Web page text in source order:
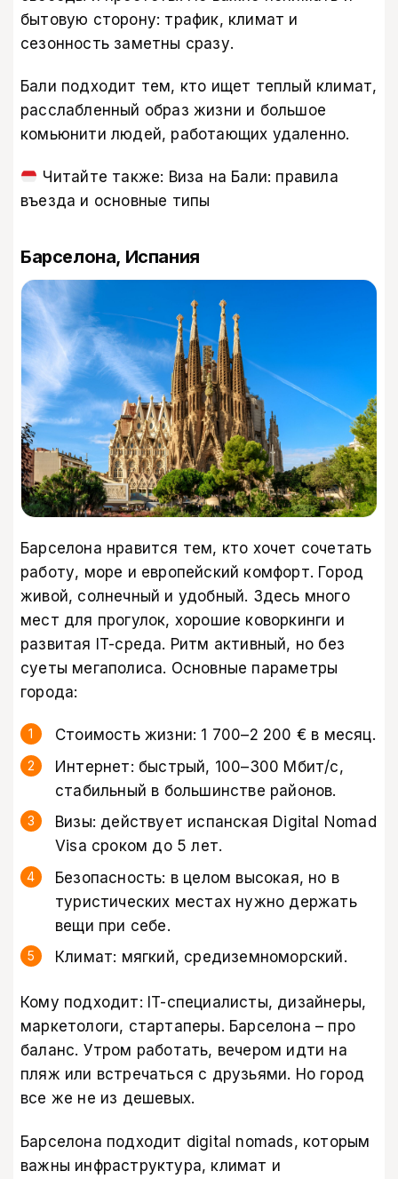
бытовую сторону: трафик, климат и
сезонность заметны сразу.
Бали подходит тем, кто ищет теплый климат,
расслабленный образ жизни и большое
комьюнити людей, работающих удаленно.
Читайте также: Виза на Бали: правила
въезда и основные типы
Барселона, Испания
Барселона нравится тем, кто хочет сочетать
работу, море и европейский комфорт. Город
живой, солнечный и удобный. Здесь много
мест для прогулок, хорошие коворкинги и
развитая IT-среда. Ритм активный, но без
суеты мегаполиса. Основные параметры
города:
Стоимость жизни: 1 700–2 200 € в месяц.
Интернет: быстрый, 100–300 Мбит/с,
стабильный в большинстве районов.
Визы: действует испанская Digital Nomad
Visa сроком до 5 лет.
Безопасность: в целом высокая, но в
туристических местах нужно держать
вещи при себе.
Климат: мягкий, средиземноморский.
Кому подходит: IT-специалисты, дизайнеры,
маркетологи, стартаперы. Барселона – про
баланс. Утром работать, вечером идти на
пляж или встречаться с друзьями. Но город
все же не из дешевых.
Барселона подходит digital nomads, которым
важны инфраструктура, климат и